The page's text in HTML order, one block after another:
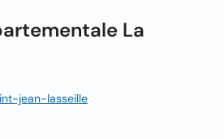
La
jean-lasseille